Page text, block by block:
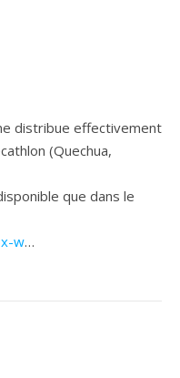
distribue effectivement
(Quechua,
que dans le
w…